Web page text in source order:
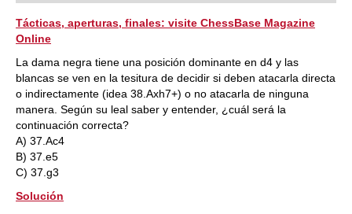
train more efficiently, intelligently and with a
more personalised approach than ever before.
Tácticas, aperturas, finales: visite ChessBase Magazine
Online
La dama negra tiene una posición dominante en d4 y las
blancas se ven en la tesitura de decidir si deben atacarla directa
o indirectamente (idea 38.Axh7+) o no atacarla de ninguna
manera. Según su leal saber y entender, ¿cuál será la
continuación correcta?
A) 37.Ac4
B) 37.e5
C) 37.g3
Solución